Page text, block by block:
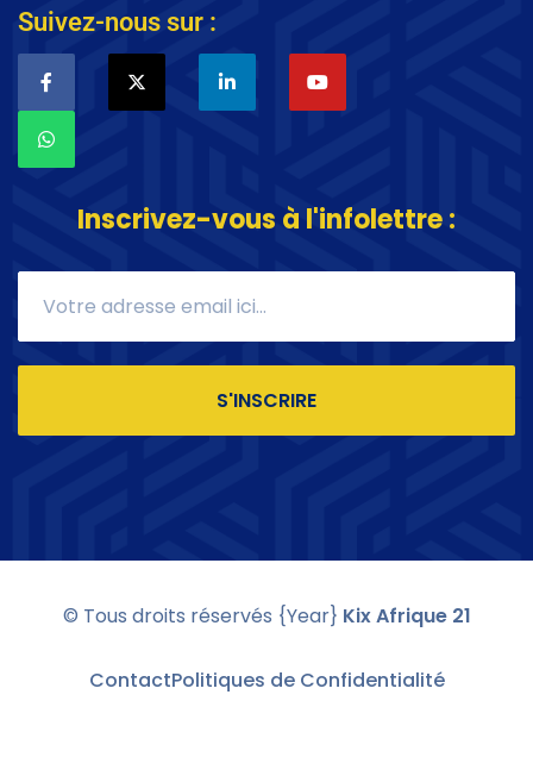
Suivez-nous sur :
Inscrivez-vous à l'infolettre :
S'INSCRIRE
© Tous droits réservés {Year} Kix Afrique 21
ContactPolitiques de Confidentialité